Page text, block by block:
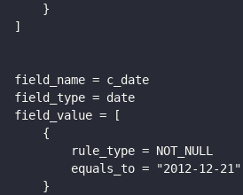
}
]
field_name = c_date
field_type = date
field_value = [
{
rule_type = NOT_NULL
equals_to = "2012-12-21"
}